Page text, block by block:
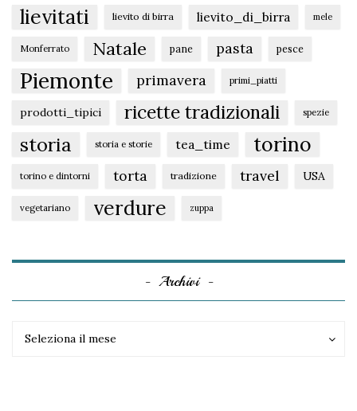
lievitati lievito di birra lievito_di_birra mele
Monferrato Natale pane pasta pesce
Piemonte primavera primi_piatti
prodotti_tipici ricette tradizionali spezie
storia storia e storie tea_time torino
torino e dintorni torta tradizione travel USA
vegetariano verdure zuppa
Archivi
Seleziona il mese